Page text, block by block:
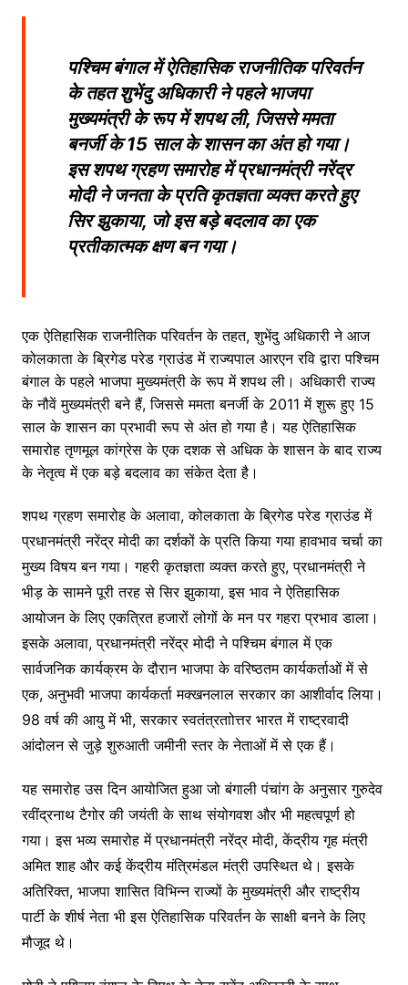
पश्चिम बंगाल में ऐतिहासिक राजनीतिक परिवर्तन
के तहत शुभेंदु अधिकारी ने पहले भाजपा
मुख्यमंत्री के रूप में शपथ ली, जिससे ममता
बनर्जी के 15 साल के शासन का अंत हो गया।
इस शपथ ग्रहण समारोह में प्रधानमंत्री नरेंद्र
मोदी ने जनता के प्रति कृतज्ञता व्यक्त करते हुए
सिर झुकाया, जो इस बड़े बदलाव का एक
प्रतीकात्मक क्षण बन गया।
एक ऐतिहासिक राजनीतिक परिवर्तन के तहत, शुभेंदु अधिकारी ने आज
कोलकाता के ब्रिगेड परेड ग्राउंड में राज्यपाल आरएन रवि द्वारा पश्चिम
बंगाल के पहले भाजपा मुख्यमंत्री के रूप में शपथ ली। अधिकारी राज्य
के नौवें मुख्यमंत्री बने हैं, जिससे ममता बनर्जी के 2011 में शुरू हुए 15
साल के शासन का प्रभावी रूप से अंत हो गया है। यह ऐतिहासिक
समारोह तृणमूल कांग्रेस के एक दशक से अधिक के शासन के बाद राज्य
के नेतृत्व में एक बड़े बदलाव का संकेत देता है।
शपथ ग्रहण समारोह के अलावा, कोलकाता के ब्रिगेड परेड ग्राउंड में
प्रधानमंत्री नरेंद्र मोदी का दर्शकों के प्रति किया गया हावभाव चर्चा का
मुख्य विषय बन गया। गहरी कृतज्ञता व्यक्त करते हुए, प्रधानमंत्री ने
भीड़ के सामने पूरी तरह से सिर झुकाया, इस भाव ने ऐतिहासिक
आयोजन के लिए एकत्रित हजारों लोगों के मन पर गहरा प्रभाव डाला।
इसके अलावा, प्रधानमंत्री नरेंद्र मोदी ने पश्चिम बंगाल में एक
सार्वजनिक कार्यक्रम के दौरान भाजपा के वरिष्ठतम कार्यकर्ताओं में से
एक, अनुभवी भाजपा कार्यकर्ता मक्खनलाल सरकार का आशीर्वाद लिया।
98 वर्ष की आयु में भी, सरकार स्वतंत्रताोत्तर भारत में राष्ट्रवादी
आंदोलन से जुड़े शुरुआती जमीनी स्तर के नेताओं में से एक हैं।
यह समारोह उस दिन आयोजित हुआ जो बंगाली पंचांग के अनुसार गुरुदेव
रवींद्रनाथ टैगोर की जयंती के साथ संयोगवश और भी महत्वपूर्ण हो
गया। इस भव्य समारोह में प्रधानमंत्री नरेंद्र मोदी, केंद्रीय गृह मंत्री
अमित शाह और कई केंद्रीय मंत्रिमंडल मंत्री उपस्थित थे। इसके
अतिरिक्त, भाजपा शासित विभिन्न राज्यों के मुख्यमंत्री और राष्ट्रीय
पार्टी के शीर्ष नेता भी इस ऐतिहासिक परिवर्तन के साक्षी बनने के लिए
मौजूद थे।